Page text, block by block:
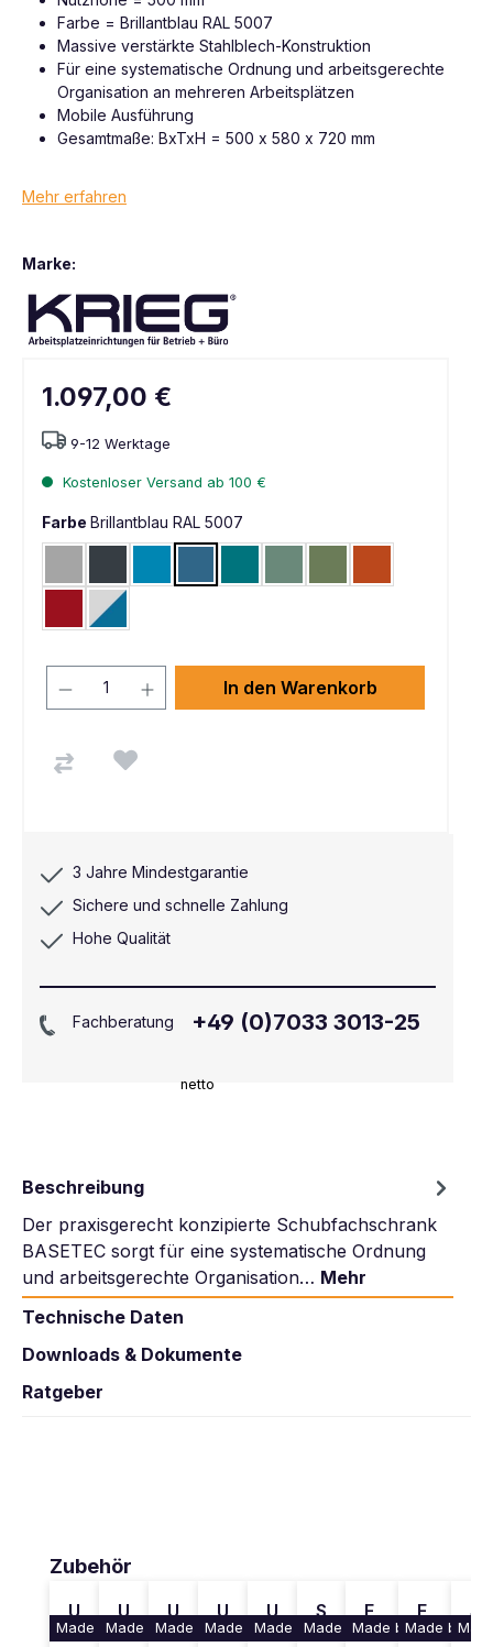
Farbe = Brillantblau RAL 5007
Massive verstärkte Stahlblech-Konstruktion
Für eine systematische Ordnung und arbeitsgerechte
Organisation an mehreren Arbeitsplätzen
Mobile Ausführung
Gesamtmaße: BxTxH = 500 x 580 x 720 mm
Mehr erfahren
Marke:
1.097,00 €
netto
9-12 Werktage
Kostenloser Versand ab 100 €
Farbe Brillantblau RAL 5007
Rubinrot RAL 3003
In den Warenkorb
3 Jahre Mindestgarantie
Sichere und schnelle Zahlung
Hohe Qualität
Fachberatung +49 (0)7033 3013-25
Beschreibung
Der praxisgerecht konzipierte Schubfachschrank
BASETEC sorgt für eine systematische Ordnung
und arbeitsgerechte Organisation… Mehr
Technische Daten
Downloads & Dokumente
Ratgeber
Produktgalerie überspringen
Zubehör
Made by KRIEG
U
n
Made by KRIEG
U
n
Made by KRIEG
U
n
Made by KRIEG
U
n
Made by KRIEG
U
n
Made by KRIEG
S
e
Made by KRIEG
F
a
Made by
F
a
S